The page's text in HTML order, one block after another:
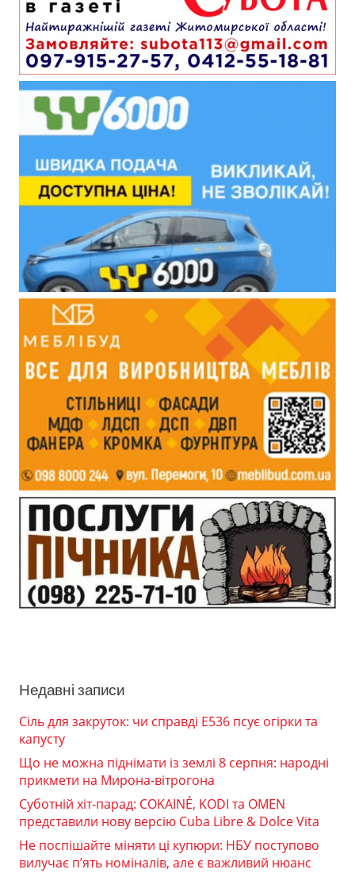
Недавні записи
Сіль для закруток: чи справді Е536 псує огірки та
капусту
Що не можна піднімати із землі 8 серпня: народні
прикмети на Мирона-вітрогона
Суботній хіт-парад: COKAINÉ, KODI та OMEN
представили нову версію Cuba Libre & Dolce Vita
Не поспішайте міняти ці купюри: НБУ поступово
вилучає п’ять номіналів, але є важливий нюанс